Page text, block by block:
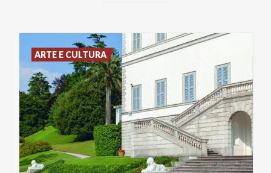
ARTE E CULTURA